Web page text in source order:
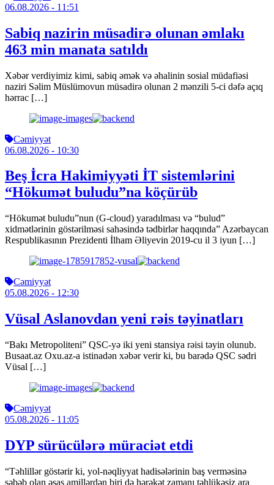
06.08.2026 - 11:51
Sabiq nazirin müsadirə olunan əmlakı
463 min manata satıldı
Xəbər verdiyimiz kimi, sabiq əmək və əhalinin sosial müdafiəsi
naziri Səlim Müslümovun müsadirə olunan 2 mənzili 5-ci dəfə açıq
hərrac […]
Cəmiyyət
06.08.2026 - 10:30
Beş İcra Hakimiyyəti İT sistemlərini
“Hökumət buludu”na köçürüb
“Hökumət buludu”nun (G-cloud) yaradılması və “bulud”
xidmətlərinin göstərilməsi sahəsində tədbirlər haqqında” Azərbaycan
Respublikasının Prezidenti İlham Əliyevin 2019-cu il 3 iyun […]
Cəmiyyət
05.08.2026 - 12:30
Vüsal Aslanovdan yeni rəis təyinatları
“Bakı Metropoliteni” QSC-yə iki yeni stansiya rəisi təyin olunub.
Busaat.az Oxu.az-a istinadən xəbər verir ki, bu barədə QSC sədri
Vüsal […]
Cəmiyyət
05.08.2026 - 11:05
DYP sürücülərə müraciət etdi
“Təhlillər göstərir ki, yol-nəqliyyat hadisələrinin baş verməsinə
səbəb olan əsas amillərdən biri də hərəkət zamanı təhlükəsiz ara